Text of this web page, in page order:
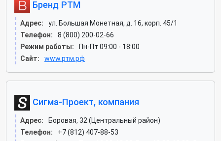
Бренд РТМ
Адрес:
ул. Большая Монетная, д. 16, корп. 45/1
Телефон:
8 (800) 200-02-66
Режим работы:
Пн-Пт 09:00 - 18:00
Сайт:
www.ртм.рф
Сигма-Проект, компания
Адрес:
Боровая, 32 (Центральный район)
Телефон:
+7 (812) 407-88-53